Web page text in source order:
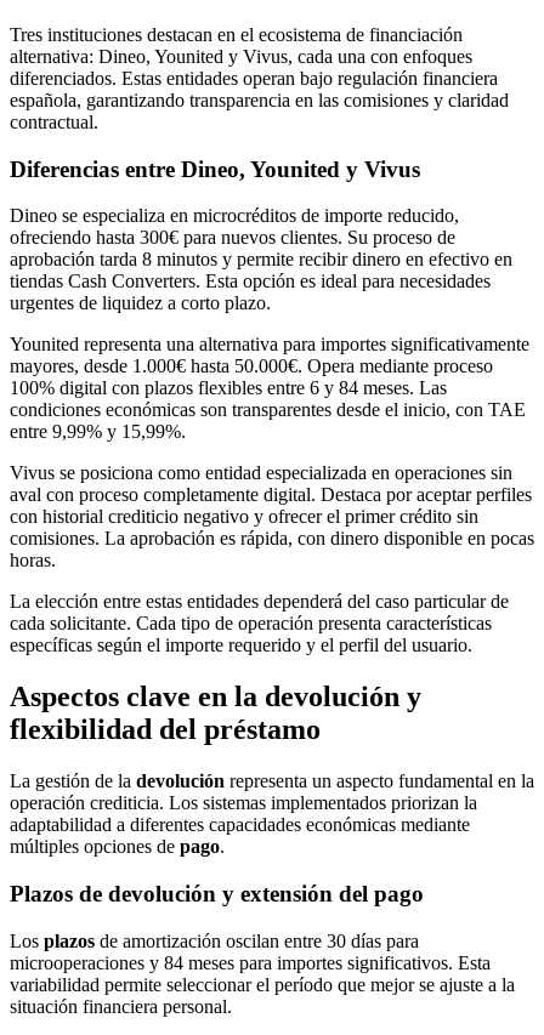
Tres instituciones destacan en el ecosistema de financiación
alternativa: Dineo, Younited y Vivus, cada una con enfoques
diferenciados. Estas entidades operan bajo regulación financiera
española, garantizando transparencia en las comisiones y claridad
contractual.
Diferencias entre Dineo, Younited y Vivus
Dineo se especializa en microcréditos de importe reducido,
ofreciendo hasta 300€ para nuevos clientes. Su proceso de
aprobación tarda 8 minutos y permite recibir dinero en efectivo en
tiendas Cash Converters. Esta opción es ideal para necesidades
urgentes de liquidez a corto plazo.
Younited representa una alternativa para importes significativamente
mayores, desde 1.000€ hasta 50.000€. Opera mediante proceso
100% digital con plazos flexibles entre 6 y 84 meses. Las
condiciones económicas son transparentes desde el inicio, con TAE
entre 9,99% y 15,99%.
Vivus se posiciona como entidad especializada en operaciones sin
aval con proceso completamente digital. Destaca por aceptar perfiles
con historial crediticio negativo y ofrecer el primer crédito sin
comisiones. La aprobación es rápida, con dinero disponible en pocas
horas.
La elección entre estas entidades dependerá del caso particular de
cada solicitante. Cada tipo de operación presenta características
específicas según el importe requerido y el perfil del usuario.
Aspectos clave en la devolución y
flexibilidad del préstamo
La gestión de la devolución representa un aspecto fundamental en la
operación crediticia. Los sistemas implementados priorizan la
adaptabilidad a diferentes capacidades económicas mediante
múltiples opciones de pago.
Plazos de devolución y extensión del pago
Los plazos de amortización oscilan entre 30 días para
microoperaciones y 84 meses para importes significativos. Esta
variabilidad permite seleccionar el período que mejor se ajuste a la
situación financiera personal.